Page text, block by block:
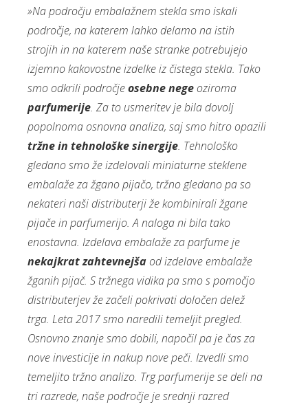
»Na področju embalažnem stekla smo iskali
področje, na katerem lahko delamo na istih
strojih in na katerem naše stranke potrebujejo
izjemno kakovostne izdelke iz čistega stekla. Tako
smo odkrili področjeosebne negeoziroma
parfumerije. Za to usmeritev je bila dovolj
popolnoma osnovna analiza, saj smo hitro opazili
tržne in tehnološke sinergije. Tehnološko
gledano smo že izdelovali miniaturne steklene
embalaže za žgano pijačo, tržno gledano pa so
nekateri naši distributerji že kombinirali žgane
pijače in parfumerijo. A naloga ni bila tako
enostavna. Izdelava embalaže za parfume je
nekajkrat zahtevnejšaod izdelave embalaže
žganih pijač. S tržnega vidika pa smo s pomočjo
distributerjev že začeli pokrivati določen delež
trga. Leta 2017 smo naredili temeljit pregled.
Osnovno znanje smo dobili, napočil pa je čas za
nove investicije in nakup nove peči. Izvedli smo
temeljito tržno analizo. Trg parfumerije se deli na
tri razrede, naše področje je srednji razred